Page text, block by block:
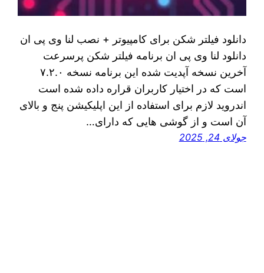
دانلود فیلتر شکن برای کامپیوتر + نصب لنا وی پی ان
دانلود لنا وی پی ان برنامه فیلتر شکن پرسرعت
آخرین نسخه آپدیت شده این برنامه نسخه ۷.۲.۰
است که در اختیار کاربران قراره داده شده است
اندروید لازم برای استفاده از این اپلیکیشن پنج و بالای
آن است و از گوشی هایی که دارای…
جولای 24, 2025